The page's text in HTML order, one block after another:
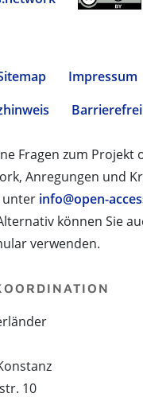
Impressum
Fragen zum Projekt
Anregungen und
unter info@open-
können Sie
verwenden.
10